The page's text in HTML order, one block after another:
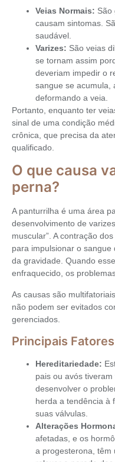
Veias Normais: São
causam sintomas.
saudável.
Varizes: São veias
se tornam assim
deveriam impedir o
sangue se acumula,
deformando a veia.
Portanto, enquanto ter
sinal de uma condição
crônica, que precisa da
qualificado.
O que causa
perna?
A panturrilha é uma área
desenvolvimento de
muscular”. A contração
para impulsionar o
da gravidade. Quando
enfraquecido, os
As causas são
não podem ser evitados
gerenciados.
Principais
Hereditariedade:
pais ou avós
desenvolver o
herda a tendência à
suas válvulas.
Alterações
afetadas, e os
a progesterona, têm